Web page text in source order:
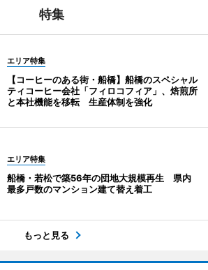
特集
エリア特集
【コーヒーのある街・船橋】船橋のスペシャル
ティコーヒー会社「フィロコフィア」、焙煎所
と本社機能を移転 生産体制を強化
エリア特集
船橋・若松で築56年の団地大規模再生 県内
最多戸数のマンション建て替え着工
もっと見る